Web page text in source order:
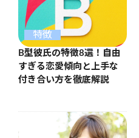
特徴
B型彼氏の特徴8選！自由
すぎる恋愛傾向と上手な
付き合い方を徹底解説